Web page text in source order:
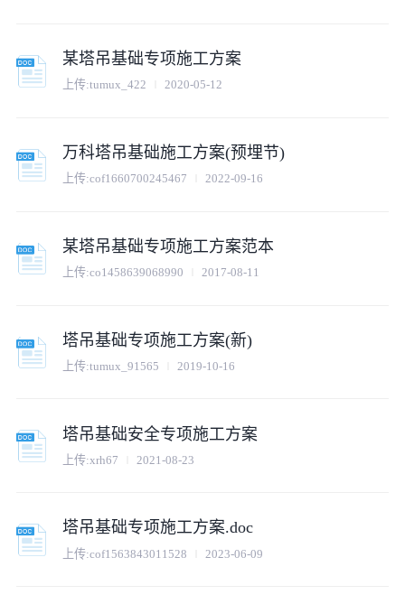
某塔吊基础专项施工方案
上传:tumux_422 2020-05-12
万科塔吊基础施工方案(预埋节)
上传:cof1660700245467 2022-09-16
某塔吊基础专项施工方案范本
上传:co1458639068990 2017-08-11
塔吊基础专项施工方案(新)
上传:tumux_91565 2019-10-16
塔吊基础安全专项施工方案
上传:xrh67 2021-08-23
塔吊基础专项施工方案.doc
上传:cof1563843011528 2023-06-09